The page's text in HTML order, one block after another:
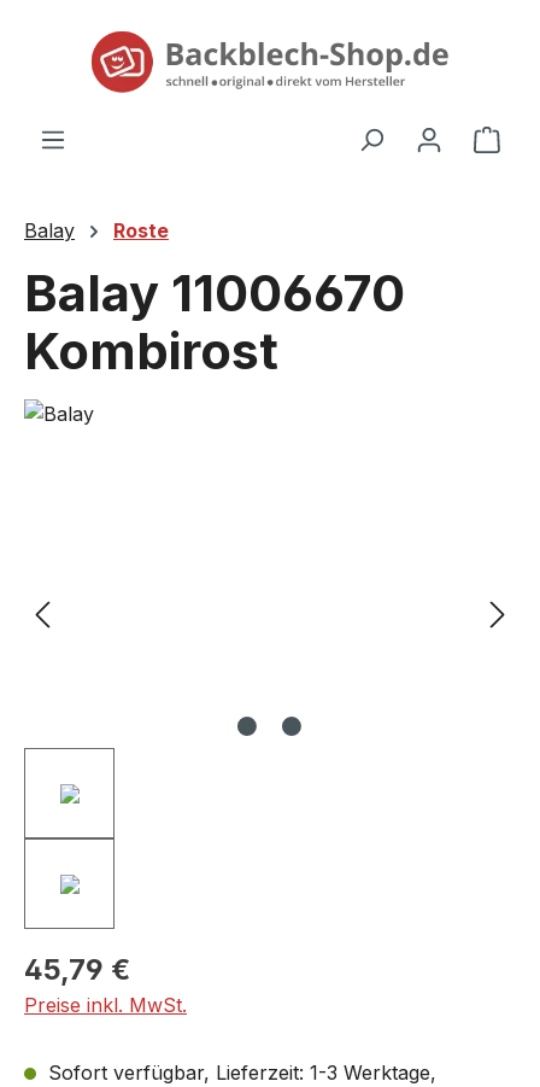
springen
Balay Roste
Balay 11006670
Kombirost
45,79 €
Preise inkl. MwSt.
Sofort verfügbar, Lieferzeit: 1-3 Werktage,